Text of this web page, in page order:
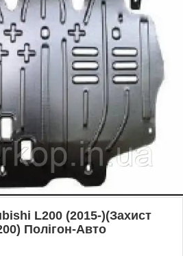
L200 (2015-)(Захист
Полігон-Авто